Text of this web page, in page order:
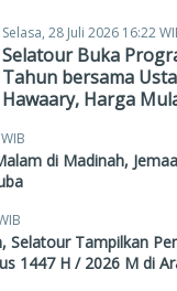
Selasa, 28 Juli 2026 16:22
Selatour Buka
Tahun bersama
Hawaary, Harga
di Madinah,
Selatour Tampilkan
1447 H / 2026 M di